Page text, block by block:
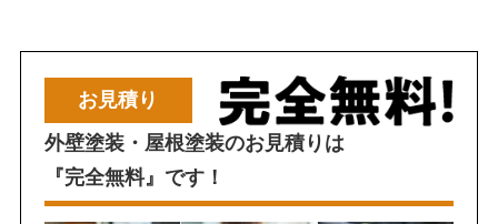
お見積り
外壁塗装・屋根塗装のお見積りは
『完全無料』です！